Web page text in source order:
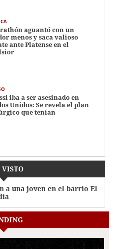
aguantó con un
menos y saca valioso
ante Platense en el
iba a ser asesinado en
Unidos: Se revela el plan
que tenían
VISTO
a una joven en el barrio El